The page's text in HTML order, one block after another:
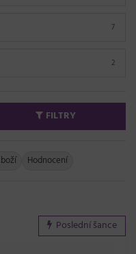
7
2
FILTRY
Hodnocení
Poslední šance